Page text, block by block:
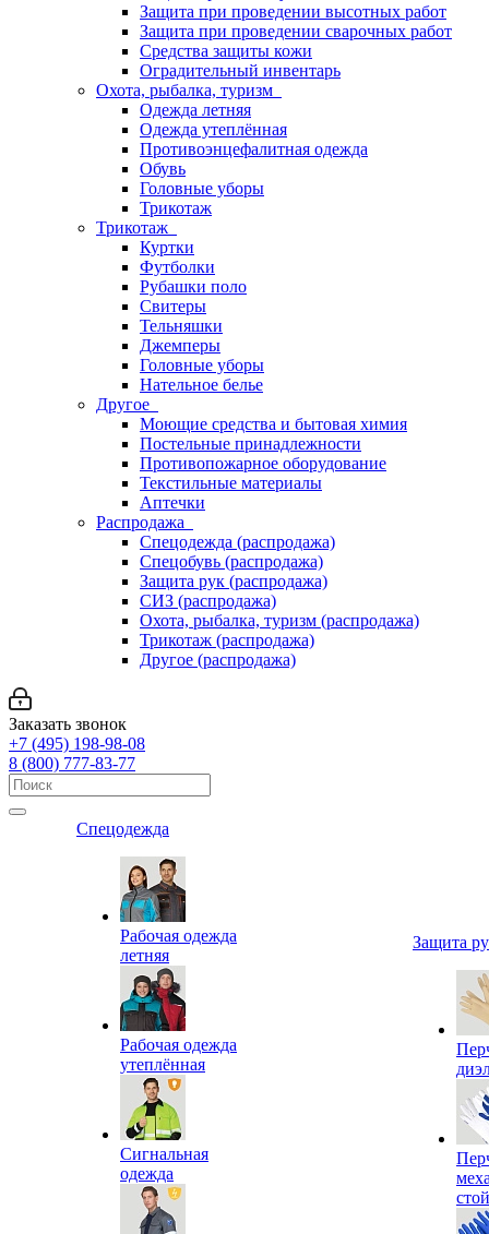
Защита при проведении высотных работ
Защита при проведении сварочных работ
Средства защиты кожи
Оградительный инвентарь
Охота, рыбалка, туризм
Одежда летняя
Одежда утеплённая
Противоэнцефалитная одежда
Обувь
Головные уборы
Трикотаж
Трикотаж
Куртки
Футболки
Рубашки поло
Свитеры
Тельняшки
Джемперы
Головные уборы
Нательное белье
Другое
Моющие средства и бытовая химия
Постельные принадлежности
Противопожарное оборудование
Текстильные материалы
Аптечки
Распродажа
Спецодежда (распродажа)
Спецобувь (распродажа)
Защита рук (распродажа)
СИЗ (распродажа)
Охота, рыбалка, туризм (распродажа)
Трикотаж (распродажа)
Другое (распродажа)
Заказать звонок
+7 (495) 198-98-08
8 (800) 777-83-77
Спецодежда
Рабочая одежда
летняя
Рабочая одежда
утеплённая
Сигнальная
одежда
Защита